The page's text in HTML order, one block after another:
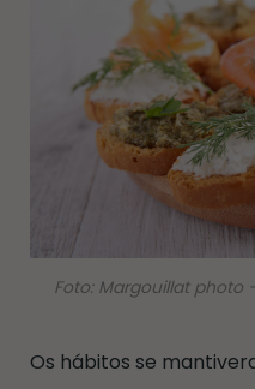
Foto: Margouillat photo
Os hábitos se